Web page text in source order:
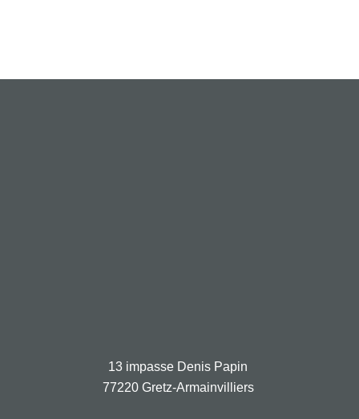
13 impasse Denis Papin
77220 Gretz-Armainvilliers